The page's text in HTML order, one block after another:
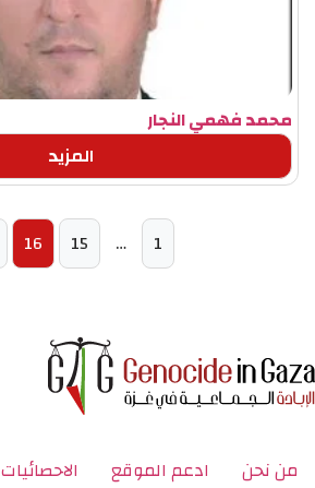
محمد فهمي النجار
المزيد
1
…
15
16
من نحن ادعم الموقع الاحصائيات